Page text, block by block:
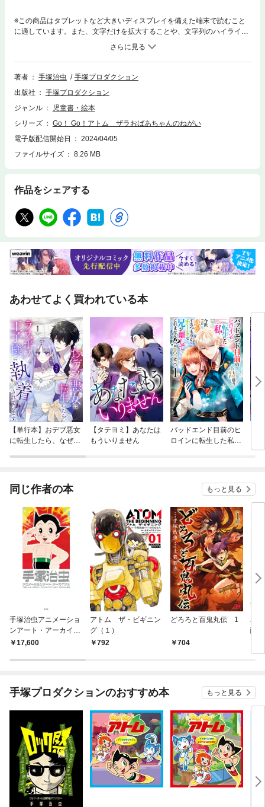
※この商品はタブレットなど大きいディスプレイを備えた端末で読むこと
に適しています。また、文字だけを拡大することや、文字列のハイライ
ト、検索、辞書の参照、引用などの機能が使用できません。ビーチでミッ
ション発生！でもコンピューターＯＴ２が映し出したのはおばあちゃんが
大暴れしている姿。チームアトムがかけつけると、そのザラおばあちゃん
は生まれたばかりのウミガメの赤ちゃんを守るため、リゾート施設の工事
い。そんな中、沖では座礁したタンカーから油が漏れ始めた！はたしてチ
ームアトムはミッションコンプリートできるかな？
著者 手塚治虫
手塚プロダクション
出版社
手塚プロダクション
ジャンル
児童書・絵本
シリーズ
Go！ Go！アトム ザラおばあちゃんのねがい
電子版配信開始日
2024/04/05
ファイルサイズ
8.26 MB
作品をシェアする
あわせてよく買われている本
【単行本】おデブ悪女
に転生したら、なぜか
【タテヨミ】あなたは
もういりません
バッドエンド目前のヒ
ロインに転生した私、
同じ作者の本 もっと見る
手塚治虫アニメーショ
ンアート・アーカイブ
ス17,600
アトム ザ・ビギニン
グ（１）
792
どろろと百鬼丸伝 1
704
ユ
醒
手塚プロダクションのおすすめ本 もっと見る